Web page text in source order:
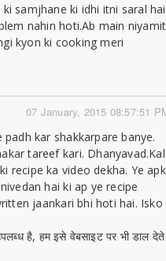
samjhane ki idhi itni saral hai
nahin hoti.Ab main niyamit
kyon ki cooking meri
07 January, 2015 08:57:51
kar shakkarpare banye.
tareef kari. Dhanyavad.Kal
recipe ka video dekha. Ye
hai ki ap ye recipe
jaankari bhi hoti hai. Isko
है, हम इसे वेबसाइट पर भी डाल देते